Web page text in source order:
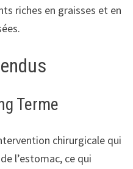
riches en graisses et en
Terme
chirurgicale qui
l’estomac, ce qui